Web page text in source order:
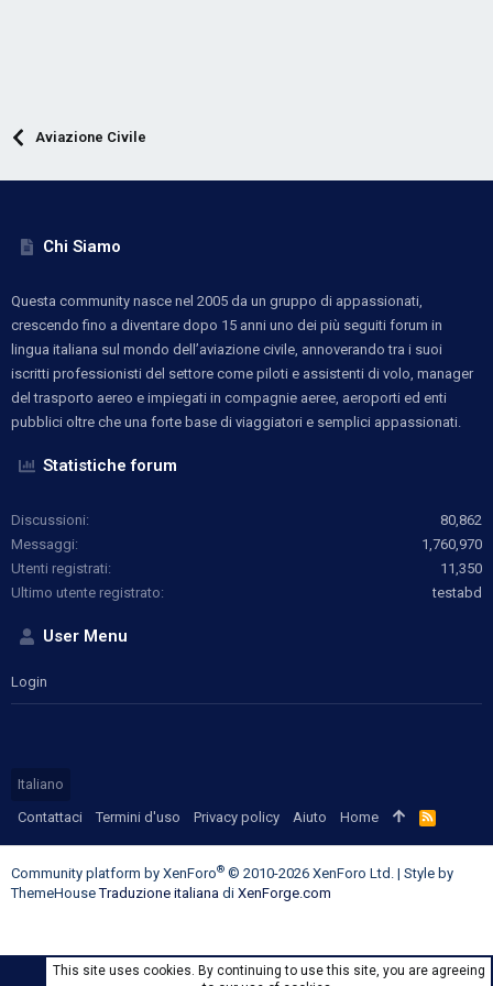
Aviazione Civile
Chi Siamo
Questa community nasce nel 2005 da un gruppo di appassionati,
crescendo fino a diventare dopo 15 anni uno dei più seguiti forum in
lingua italiana sul mondo dell’aviazione civile, annoverando tra i suoi
iscritti professionisti del settore come piloti e assistenti di volo, manager
del trasporto aereo e impiegati in compagnie aeree, aeroporti ed enti
pubblici oltre che una forte base di viaggiatori e semplici appassionati.
Statistiche forum
Discussioni
80,862
Messaggi
1,760,970
Utenti registrati
11,350
Ultimo utente registrato
testabd
User Menu
Login
Italiano
Contattaci
Termini d'uso Privacy policy Aiuto Home
R
S
S
Community platform by XenForo® © 2010-2026 XenForo Ltd. | Style by
ThemeHouse Traduzione italiana di XenForge.com
This site uses cookies. By continuing to use this site, you are agreeing